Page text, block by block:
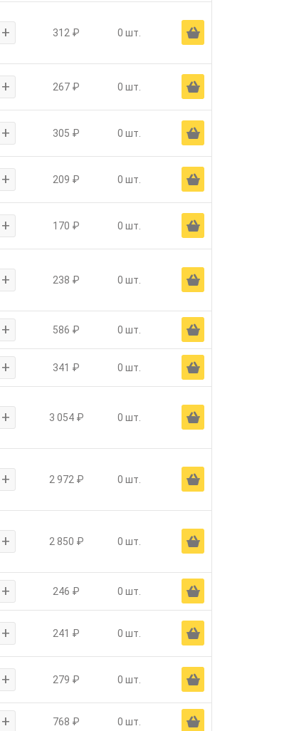
+ 312 ₽ 0 шт. Ä
+ 267 ₽ 0 шт. Ä
+ 305 ₽ 0 шт. Ä
+ 209 ₽ 0 шт. Ä
+ 170 ₽ 0 шт. Ä
+ 238 ₽ 0 шт. Ä
+ 586 ₽ 0 шт. Ä
+ 341 ₽ 0 шт. Ä
+ 3 054 ₽ 0 шт. Ä
+ 2 972 ₽ 0 шт. Ä
+ 2 850 ₽ 0 шт. Ä
+ 246 ₽ 0 шт. Ä
+ 241 ₽ 0 шт. Ä
+ 279 ₽ 0 шт. Ä
+ 768 ₽ 0 шт. Ä